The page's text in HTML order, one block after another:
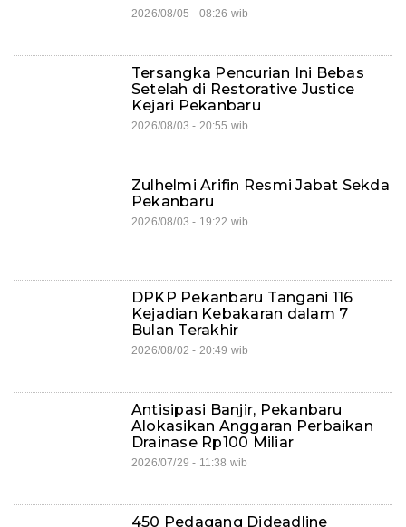
2026/08/05 - 08:26 wib
Tersangka Pencurian Ini Bebas
Setelah di Restorative Justice
Kejari Pekanbaru
2026/08/03 - 20:55 wib
Zulhelmi Arifin Resmi Jabat Sekda
Pekanbaru
2026/08/03 - 19:22 wib
DPKP Pekanbaru Tangani 116
Kejadian Kebakaran dalam 7
Bulan Terakhir
2026/08/02 - 20:49 wib
Antisipasi Banjir, Pekanbaru
Alokasikan Anggaran Perbaikan
Drainase Rp100 Miliar
2026/07/29 - 11:38 wib
450 Pedagang Dideadline